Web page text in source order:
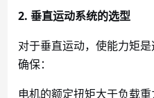
2. 垂直运动系统的选型
对于垂直运动，使能力矩
确保：
电机的额定扭矩大于负载